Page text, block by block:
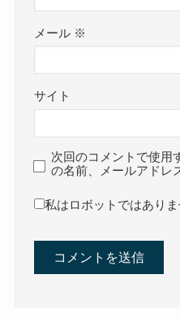
メール ※
サイト
次回のコメントで使用
の名前、メールアドレ
私はロボットではありま